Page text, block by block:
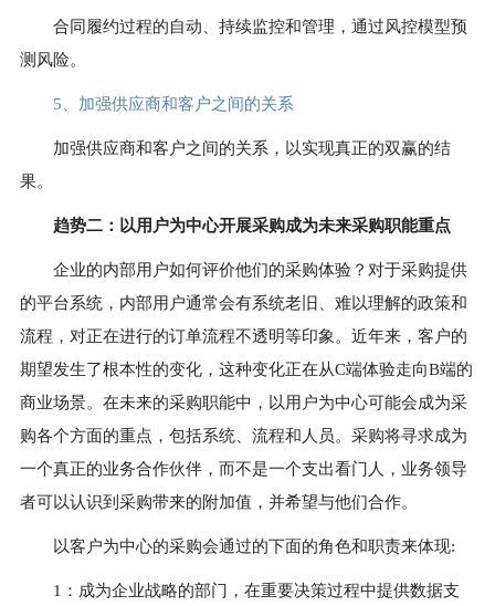
合同履约过程的自动、持续监控和管理，通过风控模型预
测风险。
5、 加强供应商和客户之间的关系
加强供应商和客户之间的关系，以实现真正的双赢的结
果。
趋势二： 以用户为中心开展采购成为未来采购职能重点
企业的内部用户如何评价他们的采购体验？对于采购提供
的平台系统，内部用户通常会有系统老旧、难以理解的政策和
流程，对正在进行的订单流程不透明等印象。近年来，客户的
期望发生了根本性的变化，这种变化正在从C端体验走向B端的
商业场景。在未来的采购职能中，以用户为中心可能会成为采
购各个方面的重点，包括系统、流程和人员。采购将寻求成为
一个真正的业务合作伙伴，而不是一个支出看门人，业务领导
者可以认识到采购带来的附加值，并希望与他们合作。
以客户为中心的采购会通过的下面的角色和职责来体现:
1：成为企业战略的部门，在重要决策过程中提供数据支